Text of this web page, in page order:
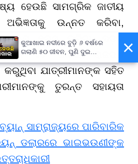
ହେଉଛି ସାମଗ୍ରିକ ଜାତୀୟ
ଅଭିଜ୍ଞତାକୁ ଉନ୍ନତ କରିବା,
ହ୍ରାସ କରିବା, ସଡ଼କ
ଏବଂ ଜାତୀୟ ରାଜପଥ
କରୁଥିବା ଯାତ୍ରୀମାନଙ୍କ ସହିତ
ତୁରନ୍ତ ସହାୟତା
ସାମ୍ରାଜ୍ୟରେ ପାରିବାରିକ
ଡଲାରରେ ଭାଇଭଉଣୀଙ୍କ
×
କୁଆଖାଇ ନଦୀରେ ବୁଡ଼ି ୬ ବର୍ଷରେ
ଗଲାଣି ୫୦ ଜୀବନ, ପୁଣି ଦୁଇ
ସାଙ୍ଗଙ୍କ ମୃତ୍ୟୁ